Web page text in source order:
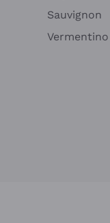
Sauvignon
Vermentino